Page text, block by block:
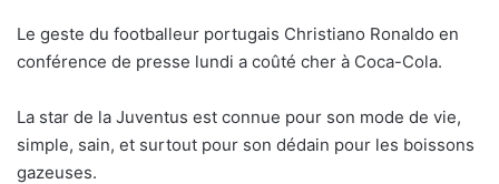
Le geste du footballeur portugais Christiano Ronaldo en
conférence de presse lundi a coûté cher à Coca-Cola.
La star de la Juventus est connue pour son mode de vie,
simple, sain, et surtout pour son dédain pour les boissons
gazeuses.